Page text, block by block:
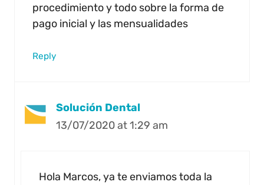
procedimiento y todo sobre la forma de
pago inicial y las mensualidades
Reply
Solución Dental
13/07/2020 at 1:29 am
Hola Marcos, ya te enviamos toda la